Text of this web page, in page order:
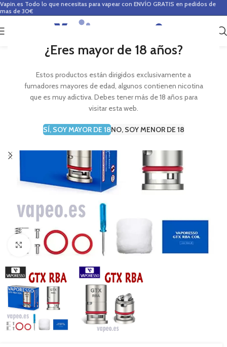
¿Eres mayor de 18 años?
Estos productos están dirigidos exclusivamente a
fumadores mayores de edad, algunos contienen nicotina
que es muy adictiva. Debes tener más de 18 años para
visitar esta web.
SÍ, SOY MAYOR DE 18NO, SOY MENOR DE 18
Vapin.es Todo lo que necesitas para vapear con ENVÍO GRATIS en pedidos de
mas de 30€
0
Haga Click para agrandar